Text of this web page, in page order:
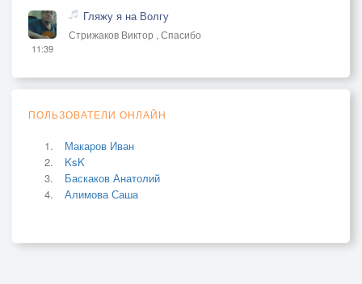
11:39
Гляжу я на Волгу
Стрижаков Виктор , Спасибо
ПОЛЬЗОВАТЕЛИ ОНЛАЙН
Макаров Иван
KsK
Баскаков Анатолий
Алимова Саша